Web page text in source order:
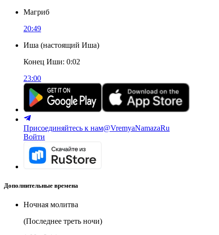
Магриб
20:49
Иша (настоящий Иша)
Конец Иши: 0:02
23:00
Присоединяйтесь к нам@VremyaNamazaRu
Войти
Дополнительные времена
Ночная молитва
(Последнее треть ночи)